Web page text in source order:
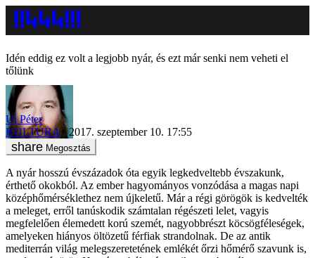
Idén eddig ez volt a legjobb nyár, és ezt már senki nem veheti el
tőlünk
Uj Péter
KULTÚRA
2017. szeptember 10. 17:55
Megosztás
A nyár hosszú évszázadok óta egyik legkedveltebb évszakunk,
érthető okokból. Az ember hagyományos vonzódása a magas napi
középhőmérséklethez nem újkeletű. Már a régi görögök is kedvelték
a meleget, erről tanúskodik számtalan régészeti lelet, vagyis
megfelelően élemedett korú szemét, nagyobbrészt köcsögféleségek,
amelyeken hiányos öltözetű férfiak strandolnak. De az antik
mediterrán világ melegszeretetének emlékét őrzi hőmérő szavunk is,